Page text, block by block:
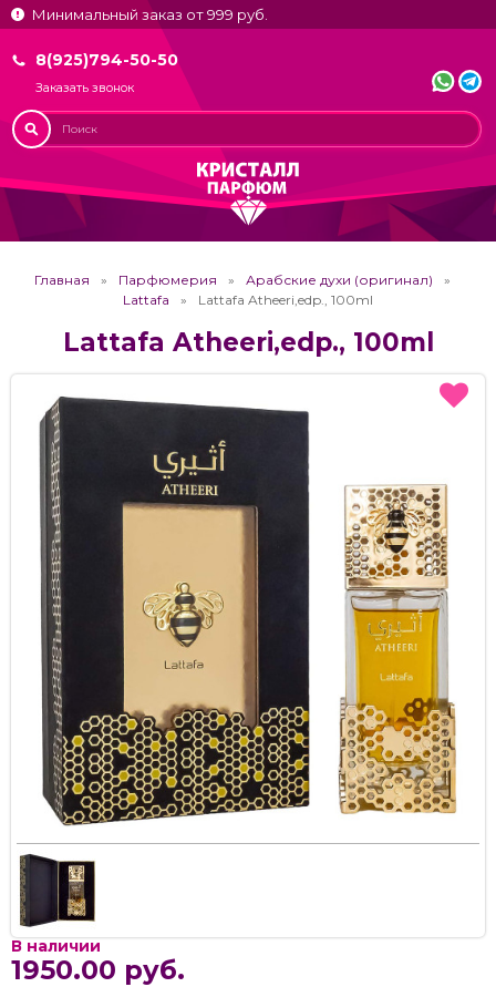
Минимальный заказ от 999 руб.
8(925)794-50-50
Заказать звонок
Главная Парфюмерия
Арабские духи (оригинал)
Lattafa
Lattafa Atheeri,edp., 100ml
Lattafa Atheeri,edp., 100ml
В наличии
1950.00 руб.